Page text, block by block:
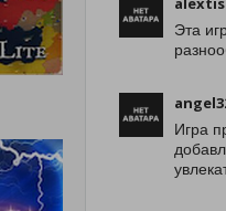
Эта
Игра